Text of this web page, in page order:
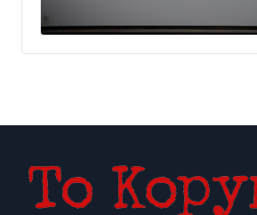
300 млн евро — Delo.ua